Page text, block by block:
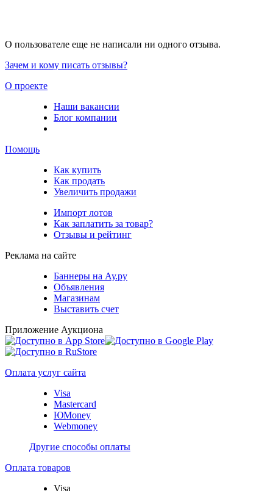
О пользователе еще не написали ни одного отзыва.
Зачем и кому писать отзывы?
О проекте
Наши вакансии
Блог компании
Помощь
Как купить
Как продать
Увеличить продажи
Импорт лотов
Как заплатить за товар?
Отзывы и рейтинг
Реклама на сайте
Баннеры на Ау.ру
Объявления
Магазинам
Выставить счет
Приложение Аукциона
Оплата услуг сайта
Visa
Mastercard
ЮMoney
Webmoney
Другие способы оплаты
Оплата товаров
Visa